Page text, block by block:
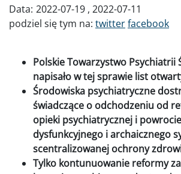
Data: 2022-07-19 2022-07-11
podziel się tym na: twitterfacebook
Polskie Towarzystwo Psychiatrii
napisało w tej sprawie list
Środowiska psychiatryczne
świadczące o odchodzeniu od
opieki psychiatrycznej i
dysfunkcyjnego i archaicznego
scentralizowanej ochrony
Tylko kontunuowanie reformy